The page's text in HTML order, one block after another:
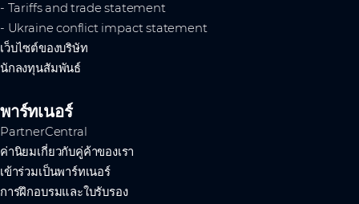
- Tariffs and trade statement
- Ukraine conflict impact statement
เว็บไซต์ของบริษัท
นักลงทุนสัมพันธ์
พาร์ทเนอร์
PartnerCentral
ค่านิยมเกี่ยวกับคู่ค้าของเรา
เข้าร่วมเป็นพาร์ทเนอร์
การฝึกอบรมและใบรับรอง